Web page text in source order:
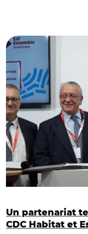
Un partenariat
CDC Habitat et